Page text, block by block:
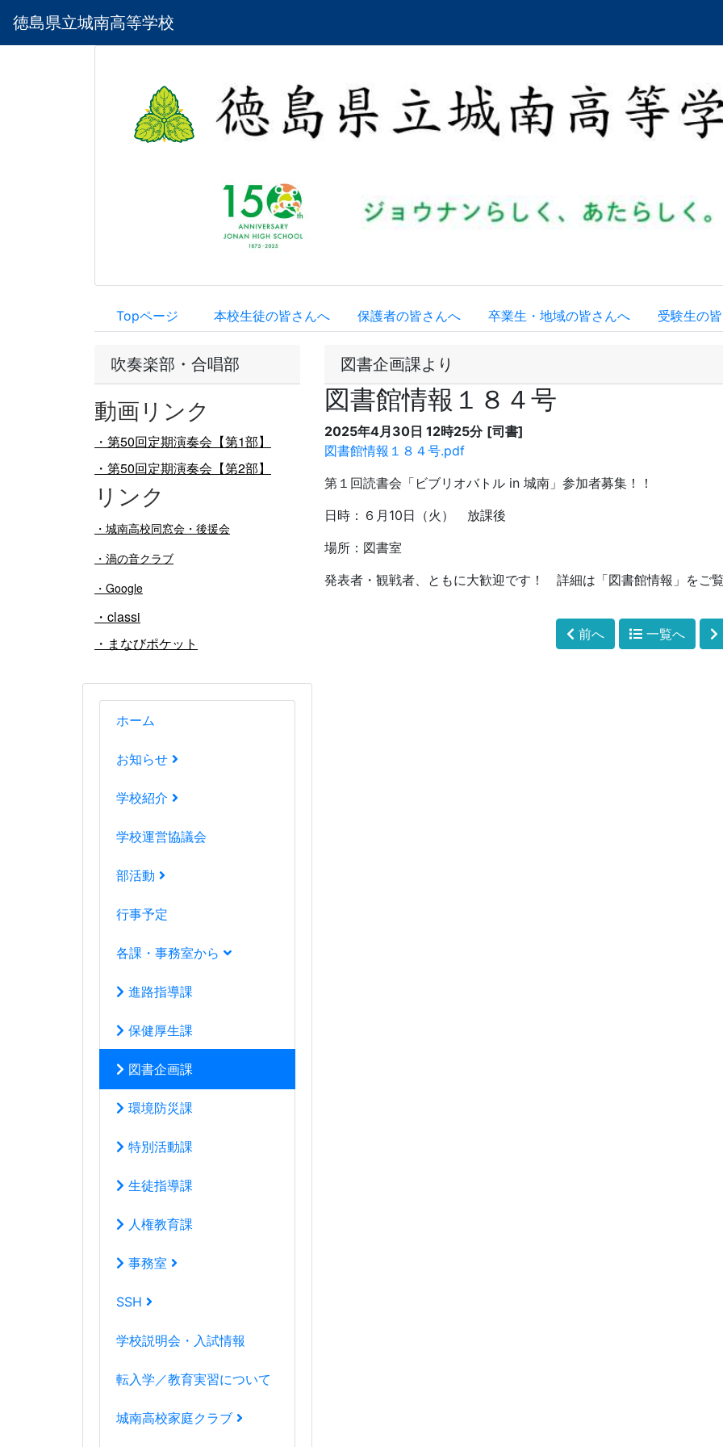
徳島県立城南高等学校
Topページ 本校生徒の皆さんへ 保護者の皆さんへ 卒業生・地域の皆さんへ 受験生の
吹奏楽部・合唱部
動画リンク
・第50回定期演奏会【第1部】
・第50回定期演奏会【第2部】
リンク
・ 城南高校同窓会・後援会
・渦の音クラブ
・Google
・classi
・まなびポケット
ホーム
お知らせ
学校紹介
学校運営協議会
部活動
行事予定
各課・事務室から
進路指導課
保健厚生課
図書企画課
環境防災課
特別活動課
生徒指導課
人権教育課
事務室
SSH
学校説明会・入試情報
転入学／教育実習について
城南高校家庭クラブ
図書企画課より
図書館情報１８４号
2025年4月30日 12時25分 [司書]
図書館情報１８４号.pdf
第１回読書会「ビブリオバトル in 城南」参加者募集！！
日時：６月10日（火） 放課後
場所：図書室
発表者・観戦者、ともに大歓迎です！ 詳細は「図書館情報」をご覧
前へ 一覧へ